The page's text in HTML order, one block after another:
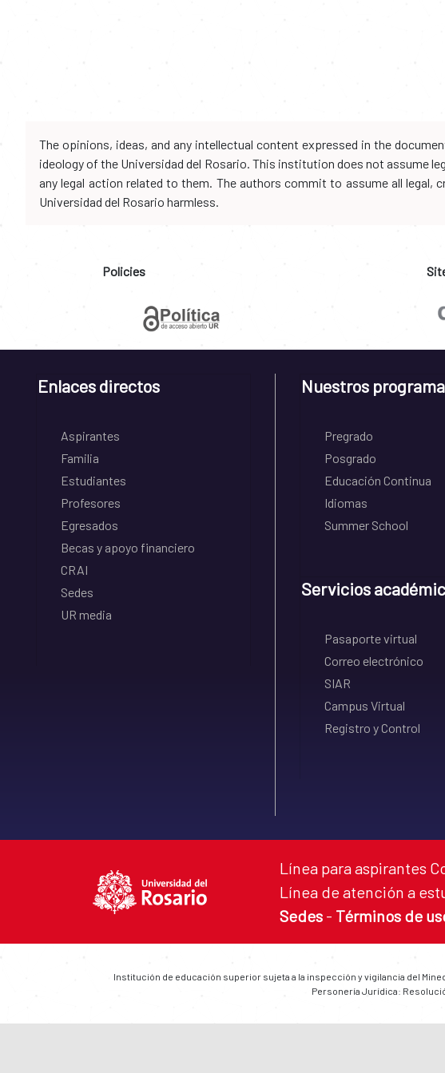
The opinions, ideas, and any intellectual content expressed in the
ideology of the Universidad del Rosario. This institution does not assume
any legal action related to them. The authors commit to assume all
Universidad del Rosario harmless.
Policies
Enlaces directos
Aspirantes
Familia
Estudiantes
Profesores
Egresados
Becas y apoyo financiero
CRAI
Sedes
UR media
Nuestros
Pregrado
Posgrado
Educación Continua
Idiomas
Summer School
Servicios
Pasaporte virtual
Correo electrónico
SIAR
Campus Virtual
Registro y Control
Línea para aspirantes
Línea de atención a
Sedes - Términos de
Institución de educación superior sujeta a la inspección y vigilancia del
Personería Jurídica: